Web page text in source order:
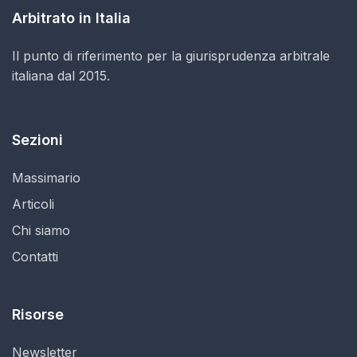
Arbitrato in Italia
Il punto di riferimento per la giurisprudenza arbitrale
italiana dal 2015.
Sezioni
Massimario
Articoli
Chi siamo
Contatti
Risorse
Newsletter